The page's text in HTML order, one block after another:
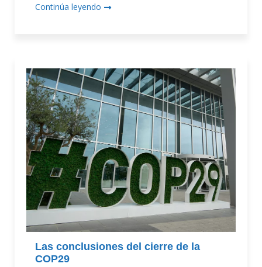
Continúa leyendo
Las conclusiones del cierre de la
COP29